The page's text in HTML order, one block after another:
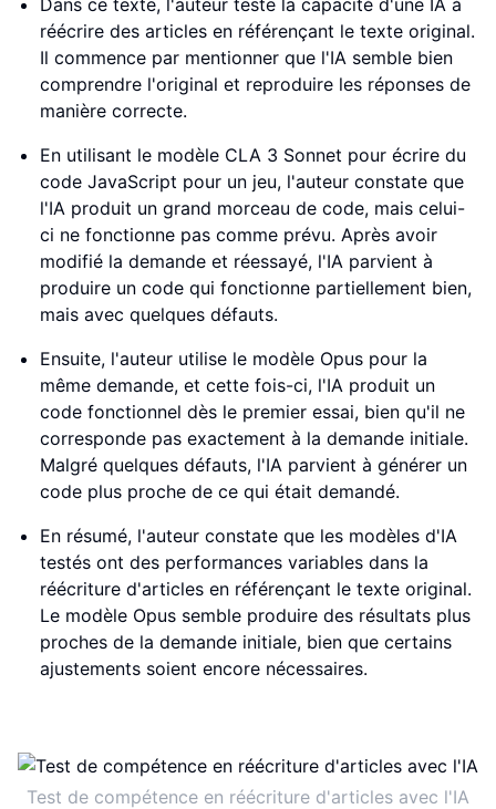
Dans ce texte, l'auteur teste la capacité d'une IA à
réécrire des articles en référençant le texte original.
Il commence par mentionner que l'IA semble bien
comprendre l'original et reproduire les réponses de
manière correcte.
En utilisant le modèle CLA 3 Sonnet pour écrire du
code JavaScript pour un jeu, l'auteur constate que
l'IA produit un grand morceau de code, mais celui-
ci ne fonctionne pas comme prévu. Après avoir
modifié la demande et réessayé, l'IA parvient à
produire un code qui fonctionne partiellement bien,
mais avec quelques défauts.
Ensuite, l'auteur utilise le modèle Opus pour la
même demande, et cette fois-ci, l'IA produit un
code fonctionnel dès le premier essai, bien qu'il ne
corresponde pas exactement à la demande initiale.
Malgré quelques défauts, l'IA parvient à générer un
code plus proche de ce qui était demandé.
En résumé, l'auteur constate que les modèles d'IA
testés ont des performances variables dans la
réécriture d'articles en référençant le texte original.
Le modèle Opus semble produire des résultats plus
proches de la demande initiale, bien que certains
ajustements soient encore nécessaires.
Test de compétence en réécriture d'articles avec l'IA